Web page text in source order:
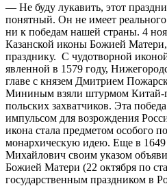
— Не буду лукавить, этот
понятный. Он не имеет
ни к победам нашей страны. 4
Казанской иконы Божией
празднику. С чудотворной
явленной в 1579 году,
главе с князем Дмитрием
Мининым взяли штурмом Китай-
польских захватчиков. Эта
импульсом для возрождения
икона стала предметом особого
монархическую идею. Еще в 1649
Михайлович своим указом
Божией Матери (22 октября по
государственным праздником в